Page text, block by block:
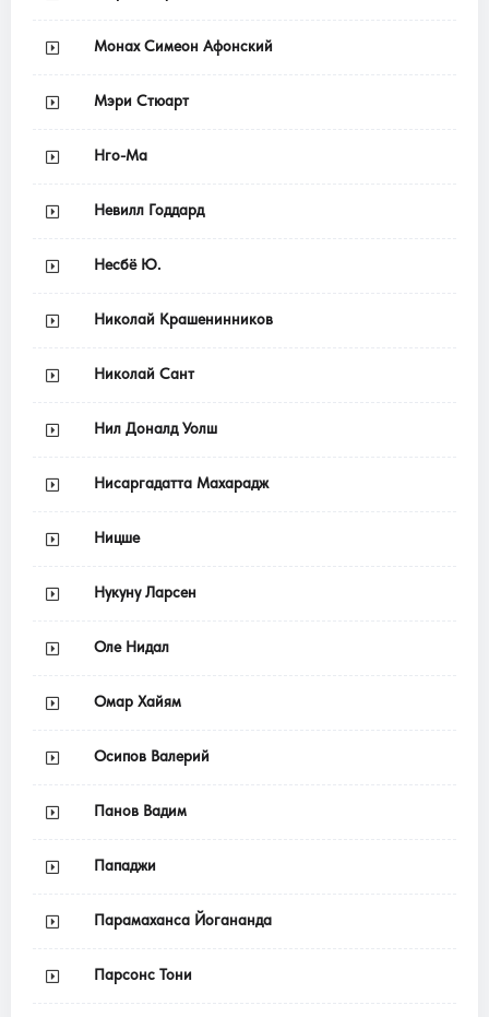
Монах Симеон Афонский
Мэри Стюарт
Нго-Ма
Невилл Годдард
Несбё Ю.
Николай Крашенинников
Николай Сант
Нил Доналд Уолш
Нисаргадатта Махарадж
Ницше
Нукуну Ларсен
Оле Нидал
Омар Хайям
Осипов Валерий
Панов Вадим
Пападжи
Парамаханса Йогананда
Парсонс Тони